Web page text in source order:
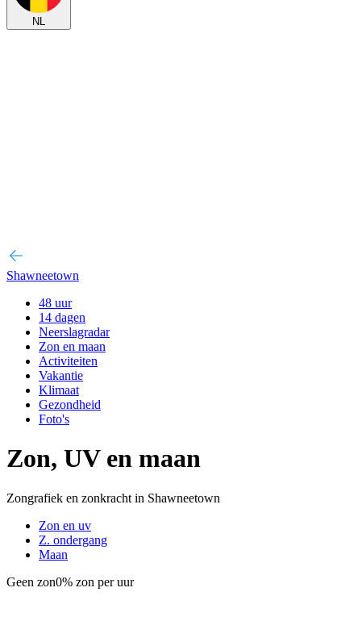
NL
Shawneetown
48 uur
14 dagen
Neerslagradar
Zon en maan
Activiteiten
Vakantie
Klimaat
Gezondheid
Foto's
Zon, UV en maan
Zongrafiek en zonkracht in Shawneetown
Zon en uv
Z. ondergang
Maan
Geen zon0% zon per uur